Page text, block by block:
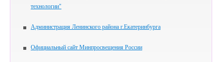
технологии"
Администрация Ленинского района г.Екатеринбурга
Официальный сайт Минпросвещения России